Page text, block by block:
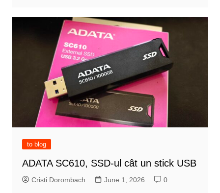
to blog
ADATA SC610, SSD-ul cât un stick USB
Cristi Dorombach June 1, 2026 0